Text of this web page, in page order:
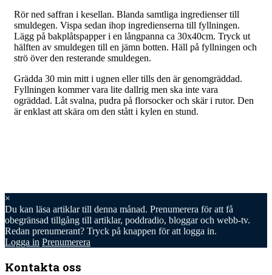
Rör ned saffran i kesellan. Blanda samtliga ingredienser till
smuldegen. Vispa sedan ihop ingredienserna till fyllningen.
Lägg på bakplåtspapper i en långpanna ca 30x40cm. Tryck ut
hälften av smuldegen till en jämn botten. Häll på fyllningen och
strö över den resterande smuldegen.
Grädda 30 min mitt i ugnen eller tills den är genomgräddad.
Fyllningen kommer vara lite dallrig men ska inte vara
ogräddad. Låt svalna, pudra på florsocker och skär i rutor. Den
är enklast att skära om den stått i kylen en stund.
×
Du kan läsa artiklar till denna månad. Prenumerera för att få
obegränsad tillgång till artiklar, poddradio, bloggar och webb-tv.
Redan prenumerant? Tryck på knappen för att logga in.
Logga in Prenumerera
Kontakta oss